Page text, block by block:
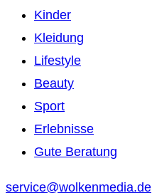
Kinder
Kleidung
Lifestyle
Beauty
Sport
Erlebnisse
Gute Beratung
service@wolkenmedia.de